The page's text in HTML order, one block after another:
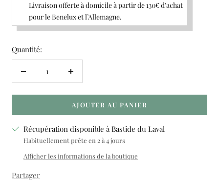
Livraison offerte à domicile à partir de 130€ d'achat
pour le Benelux et l’Allemagne.
Quantité:
Réduire
Augmenter
quantité
AJOUTER AU PANIER
Récupération disponible à Bastide du Laval
Habituellement prête en 2 à 4 jours
Afficher les informations de la boutique
Partager